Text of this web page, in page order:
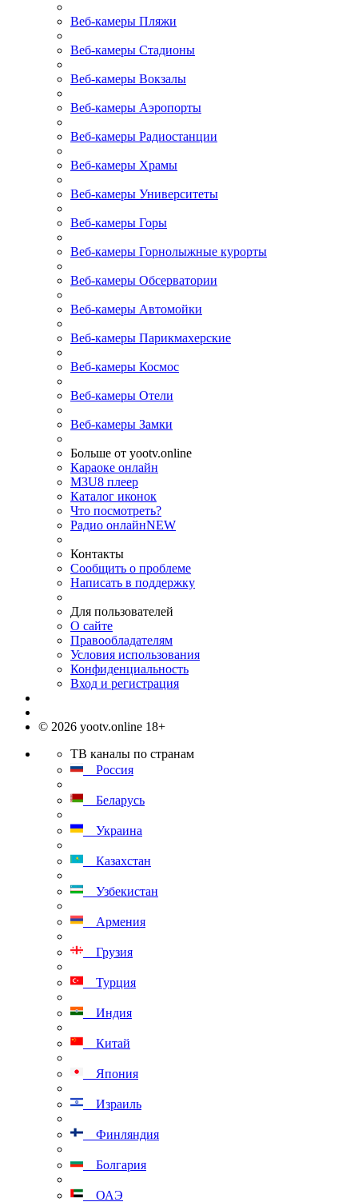
Веб-камеры Пляжи
Веб-камеры Стадионы
Веб-камеры Вокзалы
Веб-камеры Аэропорты
Веб-камеры Радиостанции
Веб-камеры Храмы
Веб-камеры Университеты
Веб-камеры Горы
Веб-камеры Горнолыжные курорты
Веб-камеры Обсерватории
Веб-камеры Автомойки
Веб-камеры Парикмахерские
Веб-камеры Космос
Веб-камеры Отели
Веб-камеры Замки
Больше от yootv.online
Караоке онлайн
M3U8 плеер
Каталог иконок
Что посмотреть?
Радио онлайнNEW
Контакты
Сообщить о проблеме
Написать в поддержку
Для пользователей
О сайте
Правообладателям
Условия использования
Конфиденциальность
Вход и регистрация
© 2026 yootv.online 18+
ТВ каналы по странам
Россия
Беларусь
Украина
Казахстан
Узбекистан
Армения
Грузия
Турция
Индия
Китай
Япония
Израиль
Финляндия
Болгария
ОАЭ